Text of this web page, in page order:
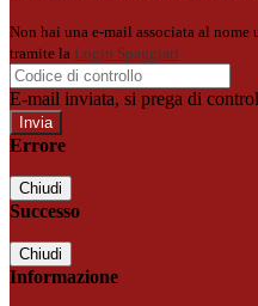
Non hai una e-mail associata al nome
tramite la Login Spaggiari
E-mail inviata, si prega di
Errore
Chiudi
Successo
Chiudi
Informazione